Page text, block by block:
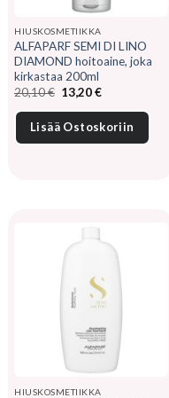
HIUSKOSMETIIKKA
ALFAPARF SEMI DI LINO
DIAMOND hoitoaine, joka
kirkastaa 200ml
20,10€ Alkuperäinen
hinta
oli:
20,10 €.
13,20€Nykyinen
on:
13,20 €.
Lisää Ostoskoriin
HIUSKOSMETIIKKA